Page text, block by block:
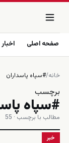
صفحه اصلی اخبار
خانه/#سپاه پاسداران
برچسب
#سپاه
مطالب با برچسب · 55
خبر